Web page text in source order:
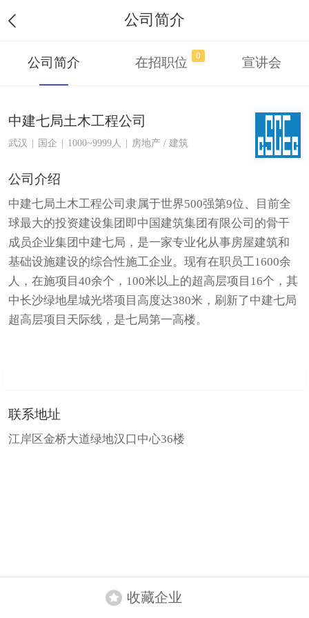
公司简介
公司简介 在招职位 0 宣讲会
中建七局土木工程公司
武汉 | 国企 | 1000~9999人 | 房地产 / 建筑
公司介绍
中建七局土木工程公司隶属于世界500强第9位、目前全
球最大的投资建设集团即中国建筑集团有限公司的骨干
成员企业集团中建七局，是一家专业化从事房屋建筑和
基础设施建设的综合性施工企业。现有在职员工1600余
人，在施项目40余个，100米以上的超高层项目16个，其
中长沙绿地星城光塔项目高度达380米，刷新了中建七局
超高层项目天际线，是七局第一高楼。
联系地址
江岸区金桥大道绿地汉口中心36楼
收藏企业